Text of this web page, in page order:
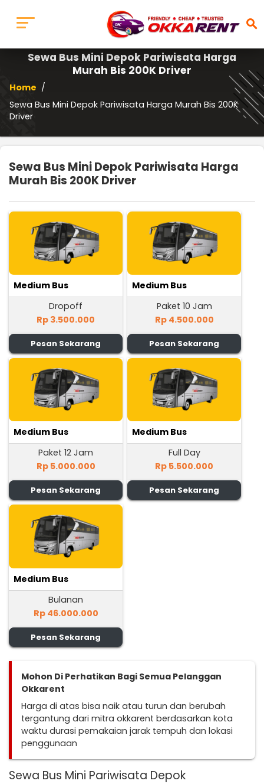
search
Sewa Bus Mini Depok Pariwisata Harga
Murah Bis 200K Driver
Home /
Sewa Bus Mini Depok Pariwisata Harga Murah Bis 200K
Driver
Sewa Bus Mini Depok Pariwisata Harga
Murah Bis 200K Driver
Medium Bus
Dropoff
Rp 3.500.000
Pesan Sekarang
Medium Bus
Paket 10 Jam
Rp 4.500.000
Pesan Sekarang
Medium Bus
Paket 12 Jam
Rp 5.000.000
Pesan Sekarang
Medium Bus
Full Day
Rp 5.500.000
Pesan Sekarang
Medium Bus
Bulanan
Rp 46.000.000
Pesan Sekarang
Mohon Di Perhatikan Bagi Semua Pelanggan
Okkarent
Harga di atas bisa naik atau turun dan berubah
tergantung dari mitra okkarent berdasarkan kota
waktu durasi pemakaian jarak tempuh dan lokasi
penggunaan
Sewa Bus Mini Pariwisata Depok